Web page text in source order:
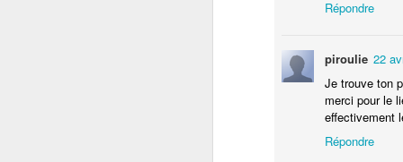
Répondre
piroulie 22
Je trouve ton
merci pour le
effectivement
Répondre